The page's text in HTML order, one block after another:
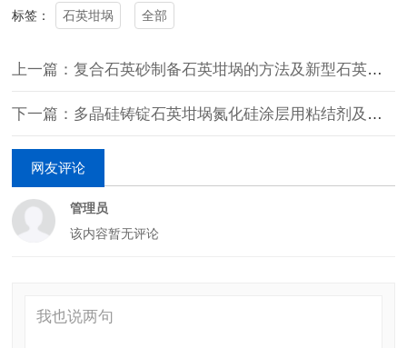
标签： 石英坩埚 全部
上一篇：复合石英砂制备石英坩埚的方法及新型石英坩埚
下一篇：多晶硅铸锭石英坩埚氮化硅涂层用粘结剂及其制备方法
网友评论
管理员
该内容暂无评论